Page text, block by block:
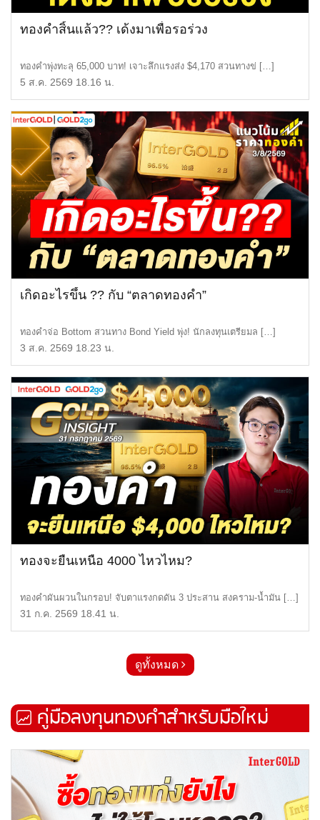
ทองคำสิ้นแล้ว?? เด้งมาเพื่อรอร่วง
ทองคำพุ่งทะลุ 65,000 บาท! เจาะลึกแรงส่ง $4,170 สวนทางข่ […]
5 ส.ค. 2569 18.16 น.
เกิดอะไรขึ้น ?? กับ “ตลาดทองคำ”
ทองคำจ่อ Bottom สวนทาง Bond Yield พุ่ง! นักลงทุนเตรียมล […]
3 ส.ค. 2569 18.23 น.
ทองจะยืนเหนือ 4000 ไหวไหม?
ทองคำผันผวนในกรอบ! จับตาแรงกดดัน 3 ประสาน สงคราม-น้ำมัน […]
31 ก.ค. 2569 18.41 น.
ดูทั้งหมด
คู่มือลงทุนทองคำสำหรับมือใหม่